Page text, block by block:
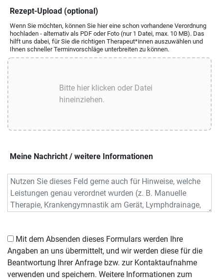
Rezept-Upload (optional)
Wenn Sie möchten, können Sie hier eine schon vorhandene Verordnung
hochladen - alternativ als PDF oder Foto (nur 1 Datei, max. 10 MB). Das
hilft uns dabei, für Sie die richtigen Therapeut*innen auszuwählen und
Ihnen schneller Terminvorschläge unterbreiten zu können.
Meine Nachricht / weitere Informationen
Angaben an uns übermittelt, und wir werden diese für die
Beantwortung Ihrer Anfrage bzw. zur Kontaktaufnahme
verwenden und speichern. Weitere Informationen zum